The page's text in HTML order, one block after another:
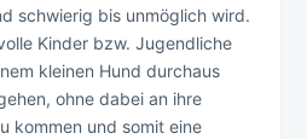
schwierig bis unmöglich wird.
Kinder bzw. Jugendliche
kleinen Hund durchaus
ohne dabei an ihre
kommen und somit eine